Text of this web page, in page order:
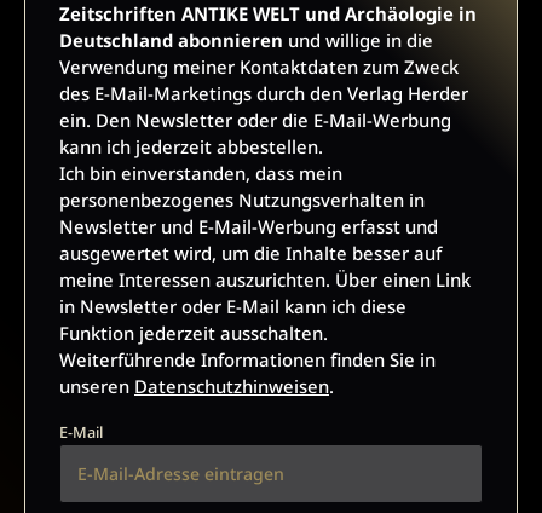
durch den Verlag Herder ein. Den Newsletter oder die E-Mail-
Werbung kann ich jederzeit abbestellen.
Ich bin einverstanden, dass mein personenbezogenes
Nutzungsverhalten in Newsletter und E-Mail-Werbung erfasst
und ausgewertet wird, um die Inhalte besser auf meine
Interessen auszurichten. Über einen Link in Newsletter oder
E-Mail kann ich diese Funktion jederzeit ausschalten.
Weiterführende Informationen finden Sie in unseren
Datenschutzhinweisen.
E-Mail
Zeitschriften ANTIKE WELT und Archäologie in
Deutschland abonnieren und willige in die
Verwendung meiner Kontaktdaten zum Zweck
des E-Mail-Marketings durch den Verlag Herder
ein. Den Newsletter oder die E-Mail-Werbung
kann ich jederzeit abbestellen.
Ich bin einverstanden, dass mein
personenbezogenes Nutzungsverhalten in
Newsletter und E-Mail-Werbung erfasst und
ausgewertet wird, um die Inhalte besser auf
meine Interessen auszurichten. Über einen Link
in Newsletter oder E-Mail kann ich diese
Funktion jederzeit ausschalten.
Weiterführende Informationen finden Sie in
unseren Datenschutzhinweisen.
E-Mail